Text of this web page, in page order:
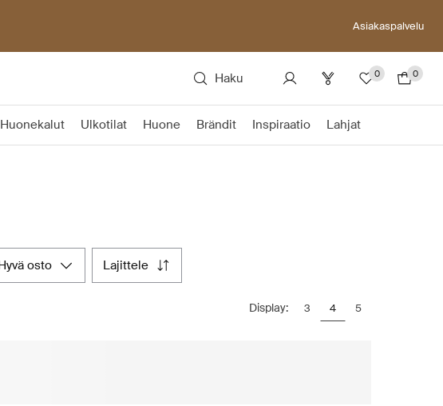
Asiakaspalvelu
Haku 0 0
Huonekalut Ulkotilat Huone Brändit Inspiraatio Lahjat
hyvä osto lajittele
Display: 3 4 5